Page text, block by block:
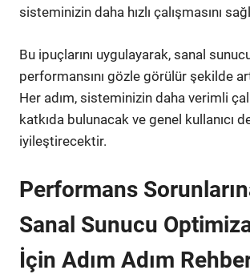
sisteminizin daha hızlı çalışmasını
Bu ipuçlarını uygulayarak, sanal
performansını gözle görülür şekilde
Her adım, sisteminizin daha verimli
katkıda bulunacak ve genel kullanıcı
iyileştirecektir.
Performans
Sanal Sunucu
İçin Adım Adım